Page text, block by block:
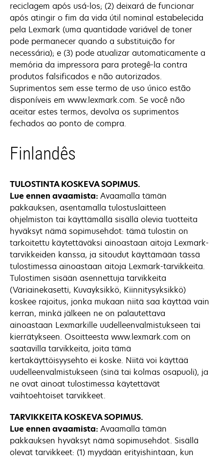
reciclagem após usá-los; (2) deixará de funcionar
após atingir o fim da vida útil nominal estabelecida
pela Lexmark (uma quantidade variável de toner
pode permanecer quando a substituição for
necessária); e (3) pode atualizar automaticamente a
memória da impressora para protegê-la contra
produtos falsificados e não autorizados.
Suprimentos sem esse termo de uso único estão
disponíveis em www.lexmark.com. Se você não
aceitar estes termos, devolva os suprimentos
fechados ao ponto de compra.
Finlandês
TULOSTINTA KOSKEVA SOPIMUS.
Lue ennen avaamista: Avaamalla tämän
pakkauksen, asentamalla tulostuslaitteen
ohjelmiston tai käyttämällä sisällä olevia tuotteita
hyväksyt nämä sopimusehdot: tämä tulostin on
tarkoitettu käytettäväksi ainoastaan aitoja Lexmark-
tarvikkeiden kanssa, ja sitoudut käyttämään tässä
tulostimessa ainoastaan aitoja Lexmark-tarvikkeita.
Tulostimen sisään asennettuja tarvikkeita
(Väriainekasetti, Kuvayksikkö, Kiinnitysyksikkö)
koskee rajoitus, jonka mukaan niitä saa käyttää vain
kerran, minkä jälkeen ne on palautettava
ainoastaan Lexmarkille uudelleenvalmistukseen tai
kierrätykseen. Osoitteesta www.lexmark.com on
saatavilla tarvikkeita, joita tämä
kertakäyttöisyysehto ei koske. Niitä voi käyttää
uudelleenvalmistukseen (sinä tai kolmas osapuoli), ja
ne ovat ainoat tulostimessa käytettävät
vaihtoehtoiset tarvikkeet.
TARVIKKEITA KOSKEVA SOPIMUS.
Lue ennen avaamista: Avaamalla tämän
pakkauksen hyväksyt nämä sopimusehdot. Sisällä
olevat tarvikkeet: (1) myydään erityishintaan, kun